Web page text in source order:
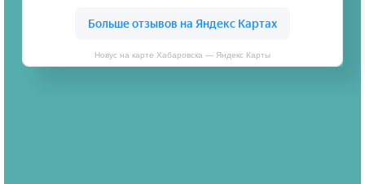
Новус на карте Хабаровска — Яндекс Карты